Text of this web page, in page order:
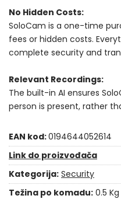
No Hidden Costs:
SoloCam is a one-time
fees or hidden costs.
complete security and
Relevant Recordings:
The built-in AI ensures
person is present, rather
EAN kod:0194644052614
Link do proizvođača
Kategorija: Security
Težina po komadu: 0.5 Kg